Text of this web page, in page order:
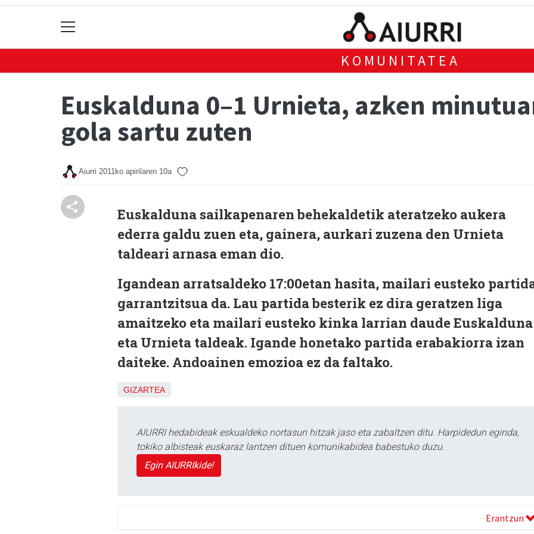
KOMUNITATEA
Euskalduna 0–1 Urnieta, azken
gola sartu zuten
Aiurri 2011ko apirilaren 10a
Euskalduna sailkapenaren behekaldetik ateratzeko aukera
ederra galdu zuen eta, gainera, aurkari zuzena den Urnieta
taldeari arnasa eman dio.
Igandean arratsaldeko 17:00etan hasita, mailari eusteko
garrantzitsua da. Lau partida besterik ez dira geratzen liga
amaitzeko eta mailari eusteko kinka larrian daude Euskalduna
eta Urnieta taldeak. Igande honetako partida erabakiorra izan
daiteke. Andoainen emozioa ez da faltako.
GIZARTEA
AIURRI hedabideak eskualdeko nortasun hitzak jaso eta zabaltzen ditu. Harpidedun eginda,
tokiko albisteak euskaraz lantzen dituen komunikabidea babestuko duzu.
Egin AIURRIkide!
Erantzun